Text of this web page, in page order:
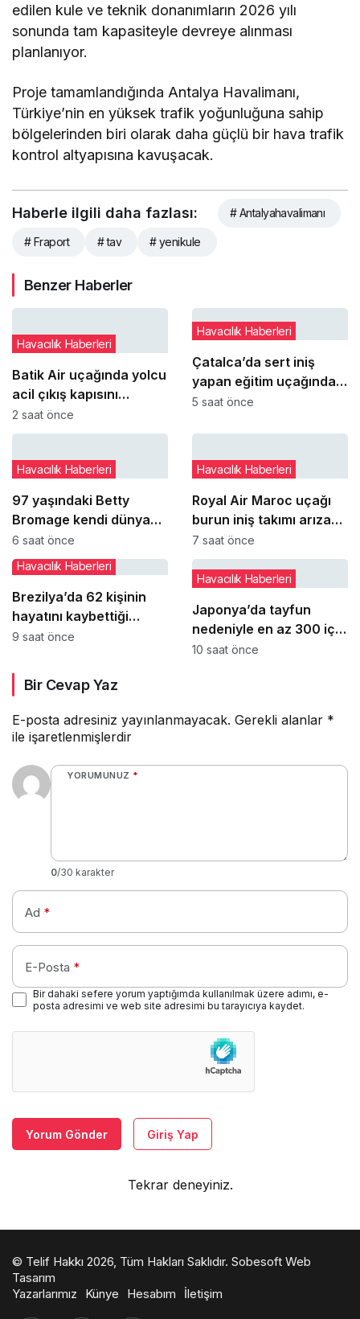
edilen kule ve teknik donanımların 2026 yılı
sonunda tam kapasiteyle devreye alınması
planlanıyor.
Proje tamamlandığında Antalya Havalimanı,
Türkiye’nin en yüksek trafik yoğunluğuna sahip
bölgelerinden biri olarak daha güçlü bir hava trafik
kontrol altyapısına kavuşacak.
Haberle ilgili daha fazlası: # Antalyahavalimanı
# Fraport # tav # yenikule
Benzer Haberler
Batik Air uçağında yolcu
acil çıkış kapısını
açmaya çalıştı
Havacılık Haberleri
2 saat önce
Çatalca’da sert iniş
yapan eğitim uçağındaki
öğrenci pilot yaralandı
Havacılık Haberleri
5 saat önce
97 yaşındaki Betty
Bromage kendi dünya
rekorunu yeniden kırdı
Havacılık Haberleri
6 saat önce
Royal Air Maroc uçağı
burun iniş takımı arızası
nedeniyle pistte kaldı
Havacılık Haberleri
7 saat önce
Brezilya’da 62 kişinin
hayatını kaybettiği
Voepass kazasında yeni
Havacılık Haberleri
9 saat önce
Japonya’da tayfun
nedeniyle en az 300 iç
hat seferi iptal edildi
Havacılık Haberleri
10 saat önce
Bir Cevap Yaz
E-posta adresiniz yayınlanmayacak. Gerekli alanlar *
ile işaretlenmişlerdir
YORUMUNUZ *
0/30 karakter
Ad *
E-Posta *
Bir dahaki sefere yorum yaptığımda kullanılmak üzere adımı, e-
posta adresimi ve web site adresimi bu tarayıcıya kaydet.
Yorum Gönder Giriş Yap
Tekrar deneyiniz.
© Telif Hakkı 2026, Tüm Hakları Saklıdır. Sobesoft Web
Tasarım
Yazarlarımız
Künye Hesabım İletişim